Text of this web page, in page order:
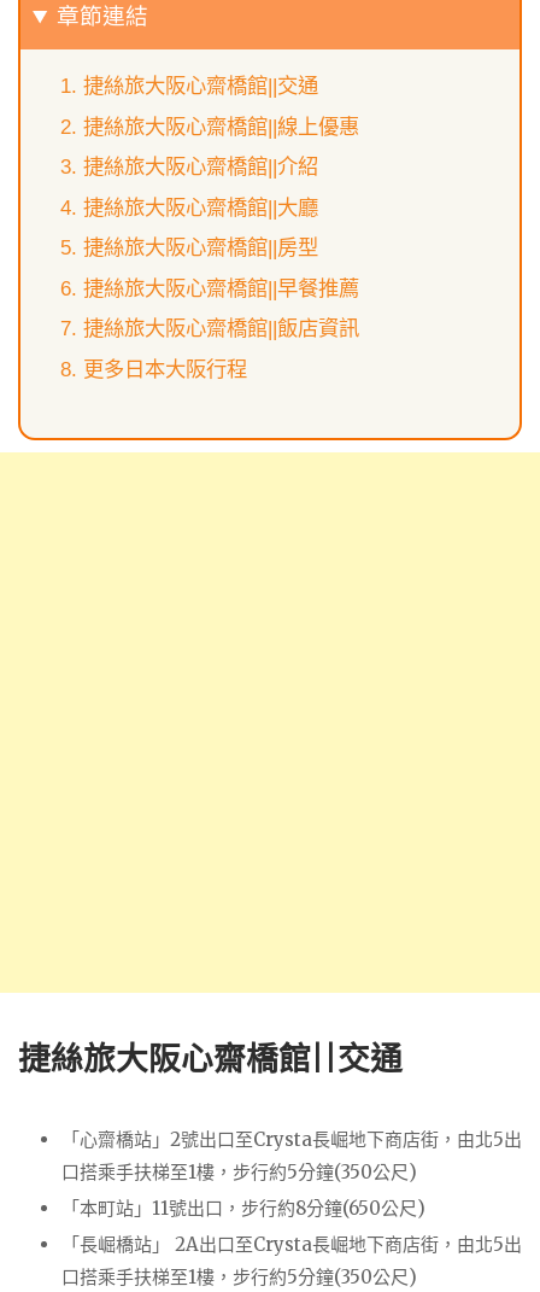
章節連結
捷絲旅大阪心齋橋館||交通
捷絲旅大阪心齋橋館||線上優惠
捷絲旅大阪心齋橋館||介紹
捷絲旅大阪心齋橋館||大廳
捷絲旅大阪心齋橋館||房型
捷絲旅大阪心齋橋館||早餐推薦
捷絲旅大阪心齋橋館||飯店資訊
更多日本大阪行程
捷絲旅大阪心齋橋館||交通
「心齋橋站」2號出口至Crysta長崛地下商店街，由北5出
口搭乘手扶梯至1樓，步行約5分鐘(350公尺)
「本町站」11號出口，步行約8分鐘(650公尺)
「長崛橋站」 2A出口至Crysta長崛地下商店街，由北5出
口搭乘手扶梯至1樓，步行約5分鐘(350公尺)